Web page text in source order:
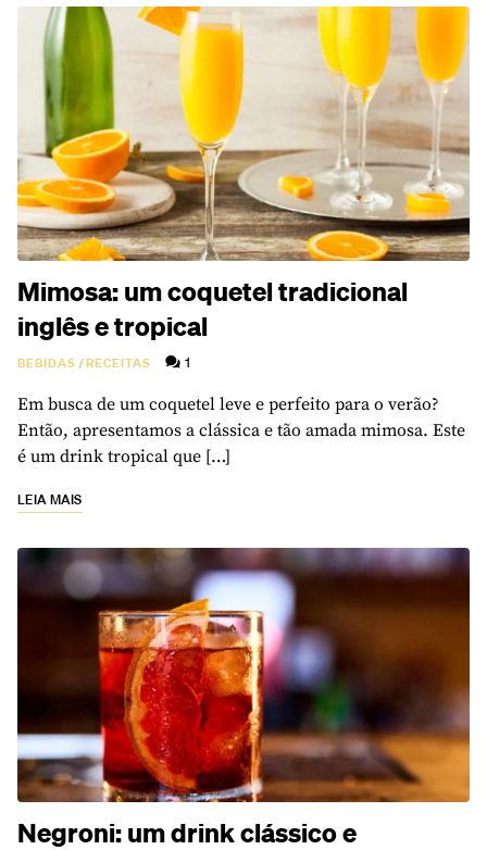
Mimosa: um coquetel tradicional
inglês e tropical
BEBIDAS/RECEITAS 1
Em busca de um coquetel leve e perfeito para o verão?
Então, apresentamos a clássica e tão amada mimosa. Este
é um drink tropical que […]
LEIA MAIS
Negroni: um drink clássico e